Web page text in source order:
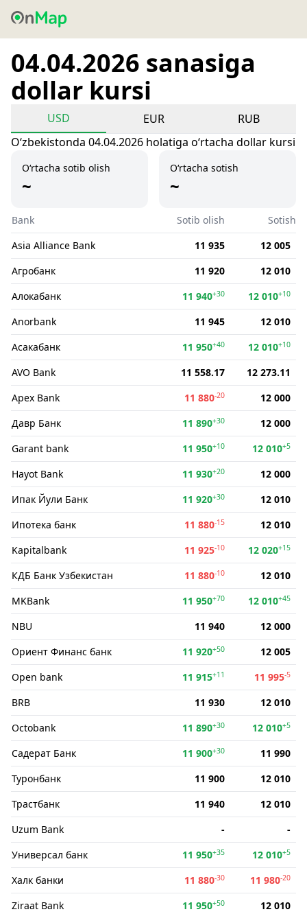
04.04.2026 sanasiga
dollar kursi
USD EUR
RUB
Oʻzbekistonda 04.04.2026 holatiga oʻrtacha dollar kursi
O‘rtacha sotib olish
~
O‘rtacha sotish
~
Bank Sotib olish
Sotish
Asia Alliance Bank
11 935
12 005
Агробанк
11 920
12 010
Алокабанк
11 940+30 12 010+10
Anorbank 11 945
12 010
Асакабанк
11 950+40 12 010+10
AVO Bank 11 558.17
12 273.11
Apex Bank
11 880-20
12 000
Давр Банк
11 890+30
12 000
Garant bank
11 950+10 12 010+5
Hayot Bank 11 930+20
12 000
Ипак Йули Банк
11 920+30
12 010
Ипотека банк
11 880-15
12 010
Kapitalbank
11 925-10 12 020+15
КДБ Банк Узбекистан 11 880-10
12 010
MKBank
11 950+70 12 010+45
NBU 11 940
12 000
Ориент Финанс банк
11 920+50
12 005
Open bank
11 915+11 11 995-5
BRB 11 930
12 010
Octobank
11 890+30 12 010+5
Садерат Банк 11 900+30
11 990
Туронбанк
11 900
12 010
Трастбанк
11 940
12 010
Uzum Bank
-
-
Универсал банк
11 950+35 12 010+5
Халк банки 11 880-30 11 980-20
Ziraat Bank 11 950+50
12 010